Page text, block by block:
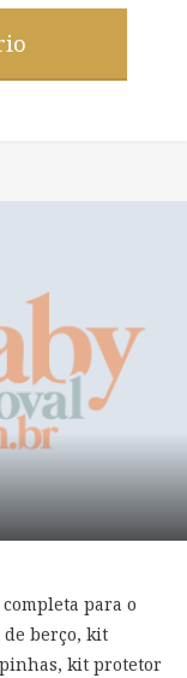
para o
berço, kit
kit protetor